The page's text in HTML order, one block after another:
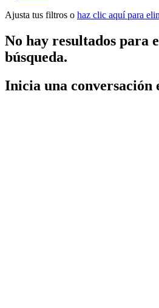
Ajusta tus filtros o haz clic aquí para
No hay resultados para
búsqueda.
Inicia una conversación